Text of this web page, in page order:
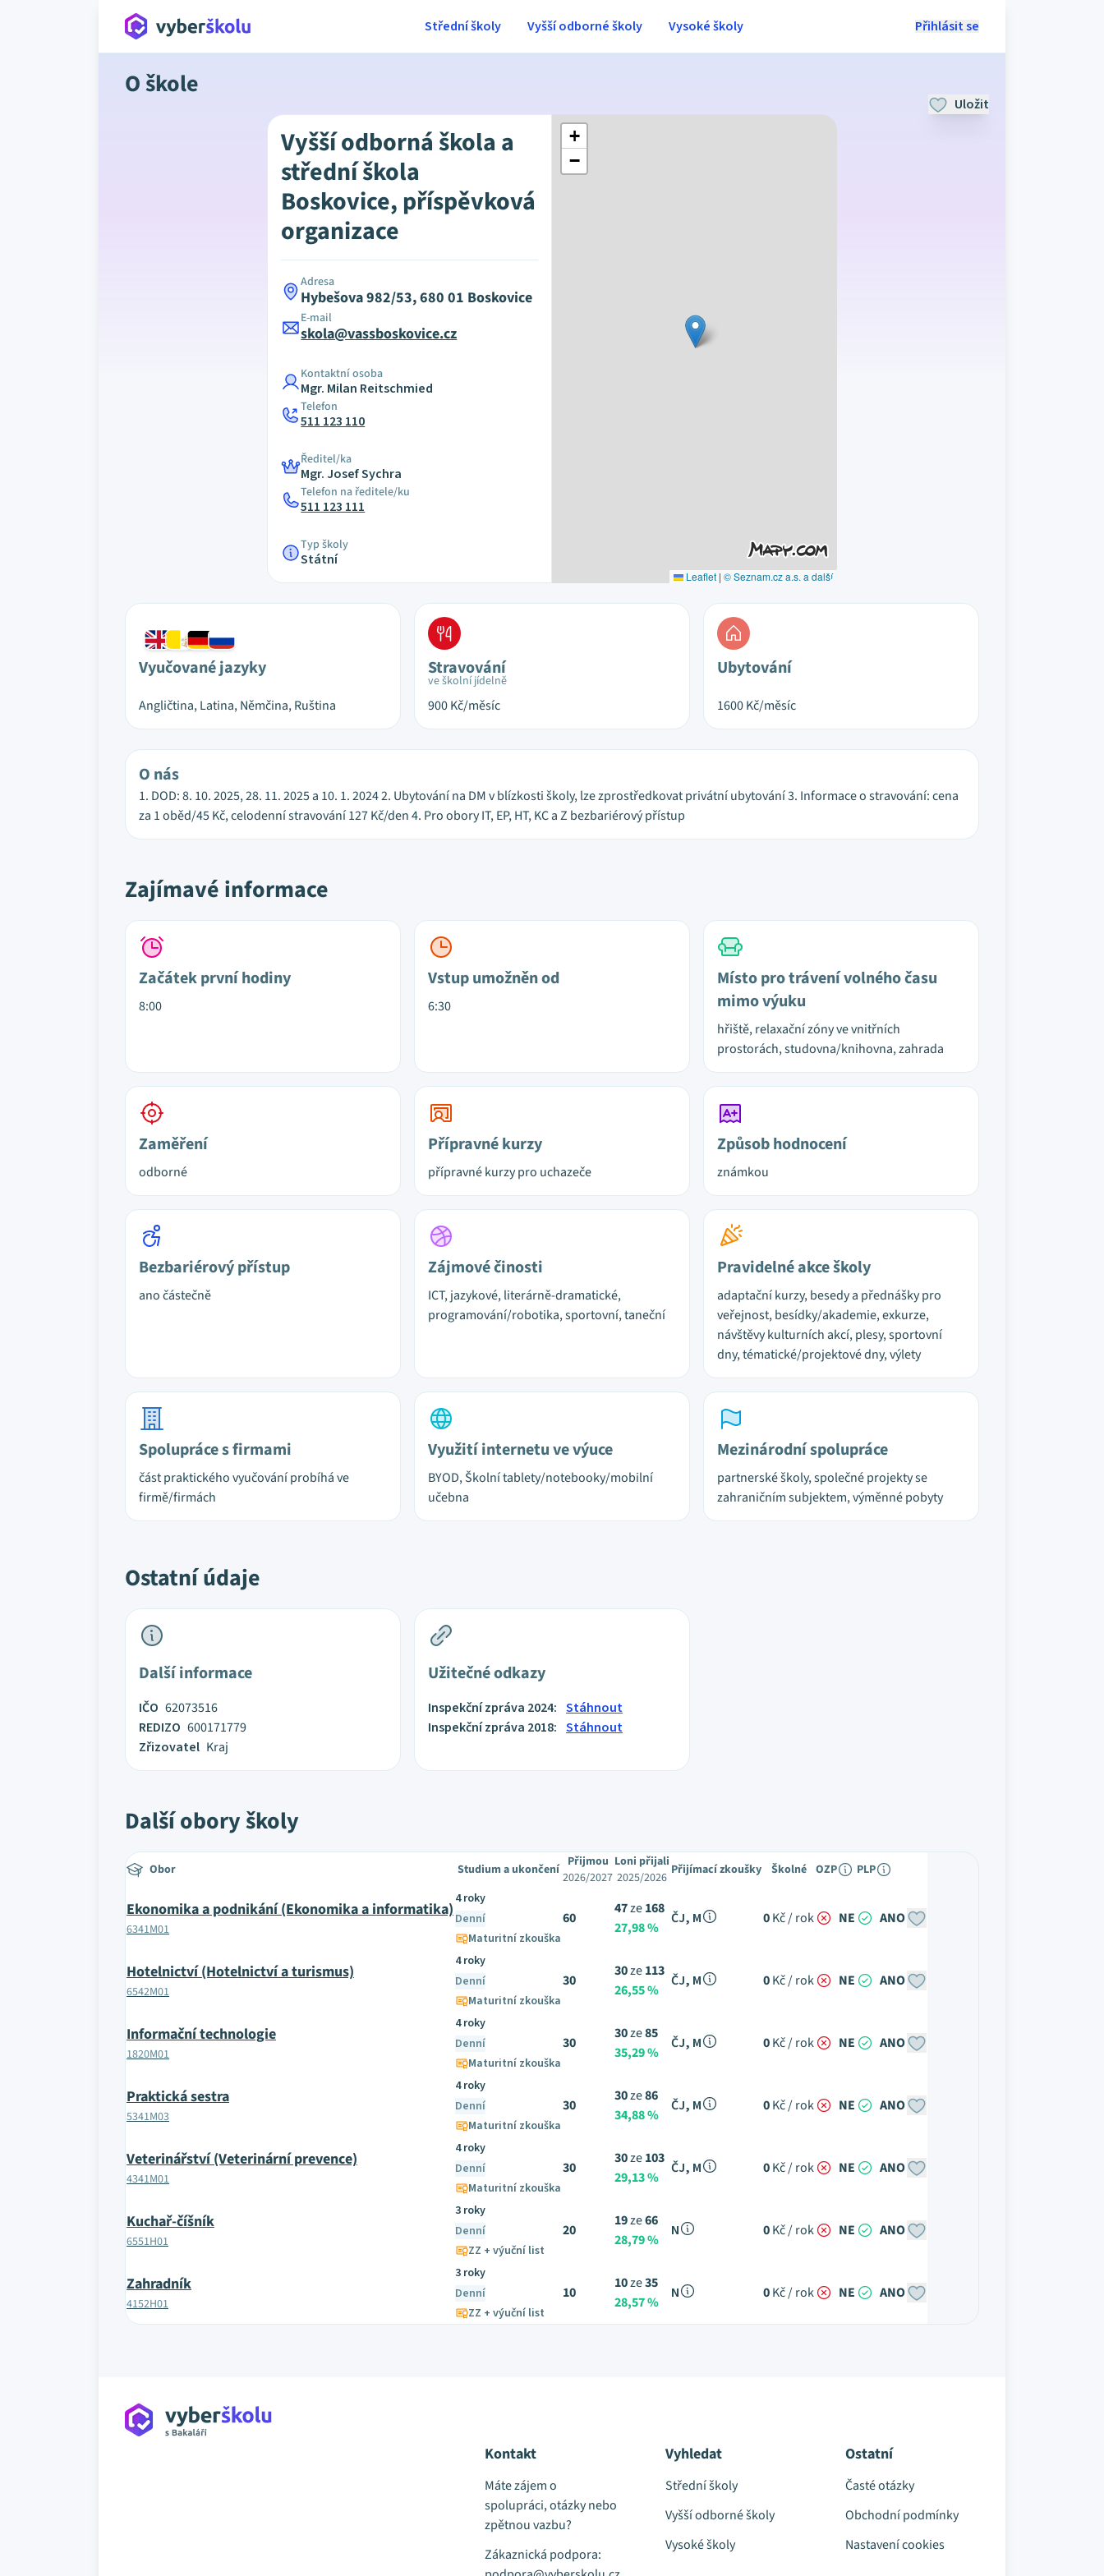
Přihlásit se
Střední školy Vyšší odborné školy Vysoké školy
O škole
Uložit
Vyšší odborná škola a
střední škola
Boskovice, příspěvková
organizace
Adresa
Hybešova 982/53, 680 01 Boskovice
E-mail
skola@vassboskovice.cz
Kontaktní osoba
Mgr. Milan Reitschmied
Telefon
511 123 110
Ředitel/ka
Mgr. Josef Sychra
Telefon na ředitele/ku
511 123 111
Typ školy
Státní
+
−
Leaflet | © Seznam.cz a.s. a další
Vyučované jazyky
Angličtina, Latina, Němčina, Ruština
Stravování
ve školní jídelně
900Kč/měsíc
Ubytování
1600Kč/měsíc
O nás
1. DOD: 8. 10. 2025, 28. 11. 2025 a 10. 1. 2024 2. Ubytování na DM v blízkosti školy, lze zprostředkovat privátní ubytování 3. Informace o stravování: cena
za 1 oběd/45 Kč, celodenní stravování 127 Kč/den 4. Pro obory IT, EP, HT, KC a Z bezbariérový přístup
Zajímavé informace
Začátek první hodiny
8:00
Vstup umožněn od
6:30
Místo pro trávení volného času
mimo výuku
hřiště, relaxační zóny ve vnitřních
prostorách, studovna/knihovna, zahrada
Zaměření
odborné
Přípravné kurzy
přípravné kurzy pro uchazeče
Způsob hodnocení
známkou
Bezbariérový přístup
ano částečně
Zájmové činosti
ICT, jazykové, literárně-dramatické,
programování/robotika, sportovní, taneční
Pravidelné akce školy
adaptační kurzy, besedy a přednášky pro
veřejnost, besídky/akademie, exkurze,
návštěvy kulturních akcí, plesy, sportovní
dny, tématické/projektové dny, výlety
Spolupráce s firmami
část praktického vyučování probíhá ve
firmě/firmách
Využití internetu ve výuce
BYOD, Školní tablety/notebooky/mobilní
učebna
Mezinárodní spolupráce
partnerské školy, společné projekty se
zahraničním subjektem, výměnné pobyty
Ostatní údaje
Další informace
IČO 62073516
REDIZO 600171779
Zřizovatel Kraj
Užitečné odkazy
Inspekční zpráva 2024: Stáhnout
Inspekční zpráva 2018: Stáhnout
Další obory školy
Obor Studium a ukončení Přijmou
2026/2027
Loni přijali
2025/2026 Přijímací zkoušky Školné OZP PLP
Ekonomika a podnikání (Ekonomika a informatika)
6341M01
4 roky
Denní
Maturitní zkouška
60
47ze168
27,98 %
ČJ, M 0Kč / rok NE ANO
Hotelnictví (Hotelnictví a turismus)
6542M01
4 roky
Denní
Maturitní zkouška
30
30ze113
26,55 %
ČJ, M 0Kč / rok NE ANO
Informační technologie
1820M01
4 roky
Denní
Maturitní zkouška
30
30ze85
35,29 %
ČJ, M 0Kč / rok NE ANO
Praktická sestra
5341M03
4 roky
Denní
Maturitní zkouška
30
30ze86
34,88 %
ČJ, M 0Kč / rok NE ANO
Veterinářství (Veterinární prevence)
4341M01
4 roky
Denní
Maturitní zkouška
30
30ze103
29,13 %
ČJ, M 0Kč / rok NE ANO
Kuchař-číšník
6551H01
3 roky
Denní
ZZ + výuční list
20
19ze66
28,79 %
N 0Kč / rok NE ANO
Zahradník
4152H01
3 roky
Denní
ZZ + výuční list
10
10ze35
28,57 %
N 0Kč / rok NE ANO
Kontakt
Máte zájem o
spolupráci, otázky nebo
zpětnou vazbu?
Zákaznická podpora:
Vyhledat
Střední školy
Vyšší odborné školy
Vysoké školy
Ostatní
Časté otázky
Obchodní podmínky
Nastavení cookies